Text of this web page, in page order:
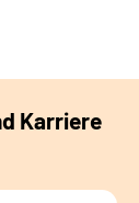
Karriere